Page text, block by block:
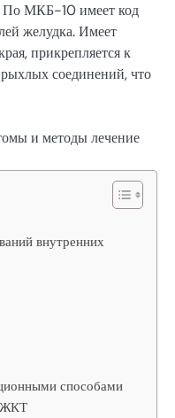
По МКБ-10 имеет код
желудка. Имеет
прикрепляется к
соединений, что
внутренних
способами
ЖКТ